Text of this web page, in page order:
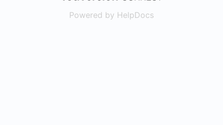
Powered by HelpDocs